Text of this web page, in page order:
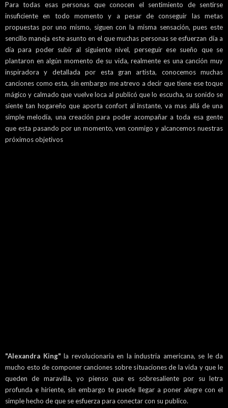
Para todas esas personas que conocen el sentimiento de sentirse
insuficiente en todo momento y a pesar de conseguir las metas
propuestas por uno mismo, siguen con la misma sensación, pues este
sencillo maneja este asunto en el que muchas personas se esfuerzan día a
día para poder subir al siguiente nivel, perseguir ese sueño que se
plantaron en algún momento de su vida, realmente es una canción muy
inspiradora y detallada por esta gran artista, conocemos muchas
canciones como esta, sin embargo me atrevo a decir que tiene ese toque
mágico y calmado que vuelve loca al publicó que lo escucha, su sonido se
siente tan hogareño que aporta confort al instante, va mas allá de una
simple melodía, una creación para poder acompañar a toda esa gente
que esta pasando por un momento, ven conmigo y alcancemos nuestras
próximos objetivos
"Alexandra King" la revolucionaria en la industria americana, se le da
mucho esto de componer canciones sobre situaciones de la vida y que le
queden de maravilla, yo pienso que es sobresaliente por su letra
profunda e hiriente, sin embargo te puede llegar a poner alegre con el
simple hecho de que se esfuerza para conectar con su publico.